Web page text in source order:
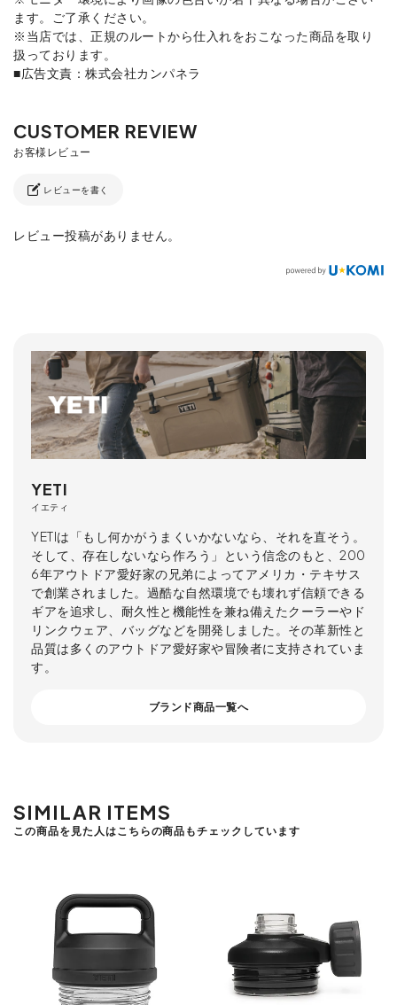
ます。ご了承ください。
※当店では、正規のルートから仕入れをおこなった商品を取り
扱っております。
■広告文責：株式会社カンパネラ
レビューを書く
レビュー投稿がありません。
YETI
イエティ
YETIは「もし何かがうまくいかないなら、それを直そう。
そして、存在しないなら作ろう」という信念のもと、200
6年アウトドア愛好家の兄弟によってアメリカ・テキサス
で創業されました。過酷な自然環境でも壊れず信頼できる
ギアを追求し、耐久性と機能性を兼ね備えたクーラーやド
リンクウェア、バッグなどを開発しました。その革新性と
品質は多くのアウトドア愛好家や冒険者に支持されていま
す。
ブランド商品一覧へ
SIMILAR ITEMS
この商品を見た人はこちらの商品もチェックしています